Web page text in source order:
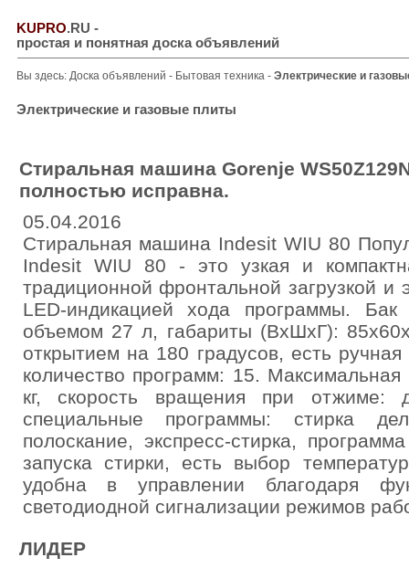
KUPRO.RU -
простая и понятная доска объявлений
Вы здесь: Доска объявлений - Бытовая техника - Электрические и
Электрические и газовые плиты
Стиральная машина Gorenje
полностью исправна.
05.04.2016
Стиральная машина Indesit WIU 80
Indesit WIU 80 - это узкая и
традиционной фронтальной загрузкой и
LED-индикацией хода программы.
объемом 27 л, габариты (ВxШxГ):
открытием на 180 градусов, есть
количество программ: 15. Максимальная
кг, скорость вращения при
специальные программы: стирка
полоскание, экспресс-стирка,
запуска стирки, есть выбор
удобна в управлении благодаря
светодиодной сигнализации режимов
ЛИДЕР